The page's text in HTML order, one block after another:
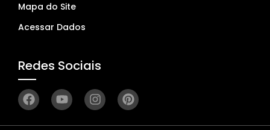
Mapa do Site
Acessar Dados
Redes Sociais